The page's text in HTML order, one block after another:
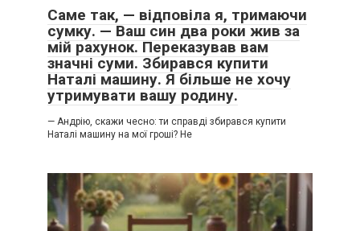
Саме так, — відповіла я, тримаючи
сумку. — Ваш син два роки жив за
мій рахунок. Переказував вам
значні суми. Збирався купити
Наталі машину. Я більше не хочу
утримувати вашу родину.
— Андрію, скажи чесно: ти справді збирався купити
Наталі машину на мої гроші? Не